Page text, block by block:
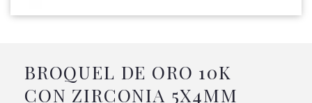
BROQUEL DE ORO 10K
CON ZIRCONIA 5X4MM